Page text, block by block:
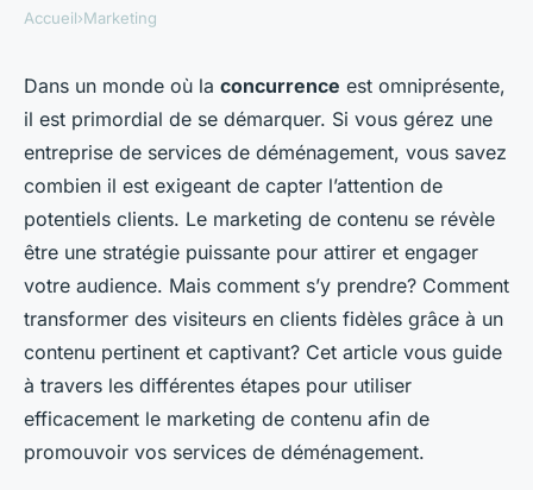
Comment utiliser le marketing
de contenu pour promouvoir
une entreprise de services de
déménagement?
Baptiste• 17 septembre 2024•6 min de lecture
Accueil›Marketing
Dans un monde où la concurrence est omniprésente,
il est primordial de se démarquer. Si vous gérez une
entreprise de services de déménagement, vous savez
combien il est exigeant de capter l’attention de
potentiels clients. Le marketing de contenu se révèle
être une stratégie puissante pour attirer et engager
votre audience. Mais comment s’y prendre? Comment
transformer des visiteurs en clients fidèles grâce à un
contenu pertinent et captivant? Cet article vous guide
à travers les différentes étapes pour utiliser
efficacement le marketing de contenu afin de
promouvoir vos services de déménagement.